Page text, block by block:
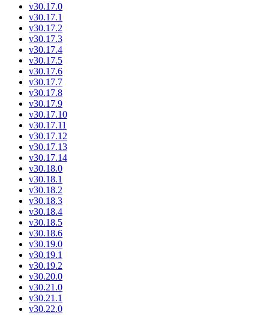
v30.17.0
v30.17.1
v30.17.2
v30.17.3
v30.17.4
v30.17.5
v30.17.6
v30.17.7
v30.17.8
v30.17.9
v30.17.10
v30.17.11
v30.17.12
v30.17.13
v30.17.14
v30.18.0
v30.18.1
v30.18.2
v30.18.3
v30.18.4
v30.18.5
v30.18.6
v30.19.0
v30.19.1
v30.19.2
v30.20.0
v30.21.0
v30.21.1
v30.22.0